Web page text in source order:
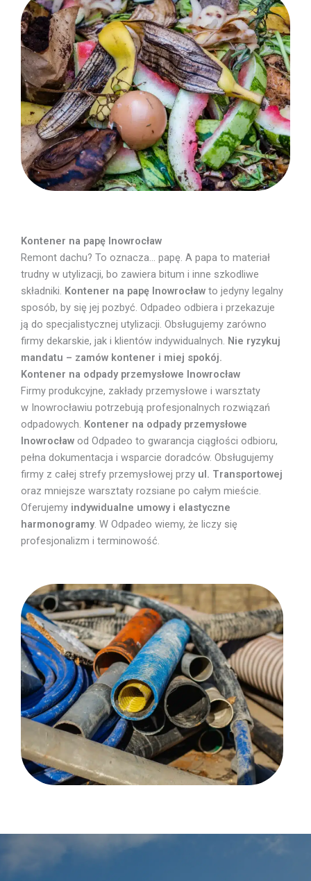
Kontener na papę Inowrocław
Remont dachu? To oznacza… papę. A papa to materiał
trudny w utylizacji, bo zawiera bitum i inne szkodliwe
składniki. Kontener na papę Inowrocław to jedyny legalny
sposób, by się jej pozbyć. Odpadeo odbiera i przekazuje
ją do specjalistycznej utylizacji. Obsługujemy zarówno
firmy dekarskie, jak i klientów indywidualnych. Nie ryzykuj
mandatu – zamów kontener i miej spokój.
Kontener na odpady przemysłowe Inowrocław
Firmy produkcyjne, zakłady przemysłowe i warsztaty
w Inowrocławiu potrzebują profesjonalnych rozwiązań
odpadowych. Kontener na odpady przemysłowe
Inowrocław od Odpadeo to gwarancja ciągłości odbioru,
pełna dokumentacja i wsparcie doradców. Obsługujemy
firmy z całej strefy przemysłowej przy ul. Transportowej
oraz mniejsze warsztaty rozsiane po całym mieście.
Oferujemy indywidualne umowy i elastyczne
harmonogramy. W Odpadeo wiemy, że liczy się
profesjonalizm i terminowość.